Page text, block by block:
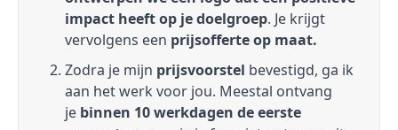
impact heeft op je doelgroep. Je krijgt
vervolgens een prijsofferte op maat.
Zodra je mijn prijsvoorstel bevestigd, ga ik
aan het werk voor jou. Meestal ontvang
je binnen 10 werkdagen de eerste